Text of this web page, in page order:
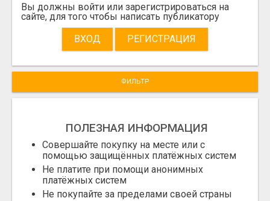
Вы должны войти или зарегистрироваться на
сайте, для того чтобы написать публикатору
ВХОД
РЕГИСТРАЦИЯ
ФИЛЬТР
ПОЛЕЗНАЯ ИНФОРМАЦИЯ
Совершайте покупку на месте или с
помощью защищённых платёжных систем
Не платите при помощи анонимных
платёжных систем
Не покупайте за пределами своей страны